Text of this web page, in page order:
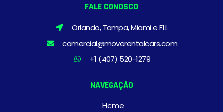
FALE CONOSCO
Orlando, Tampa, Miami e FLL
comercial@moverentalcars.com
+1 (407) 520-1279
NAVEGAÇÃO
Home